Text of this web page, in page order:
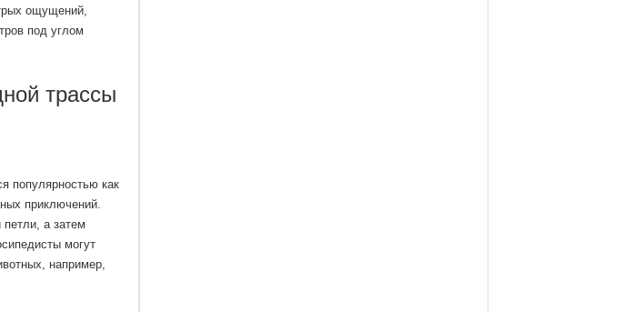
ощущений,
под углом
трассы
популярностью как
приключений.
петли, а затем
могут
например,